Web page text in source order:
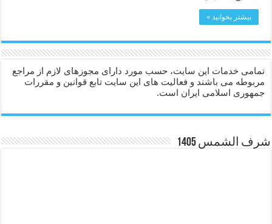
بیشتر بخوانید »
تمامی خدمات این سایت، حسب مورد دارای مجوزهای لازم از مراجع
مربوطه می باشند و فعالیت های این سایت تابع قوانین و مقررات
جمهوری اسلامی ایران است.
شرف الشمس 1405